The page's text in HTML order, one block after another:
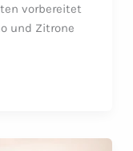
vorbereitet
und Zitrone